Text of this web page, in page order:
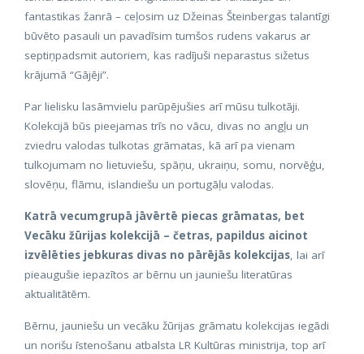
fantastikas žanrā – ceļosim uz Džeinas Šteinbergas talantīgi
būvēto pasauli un pavadīsim tumšos rudens vakarus ar
septiņpadsmit autoriem, kas radījuši neparastus sižetus
krājumā “Gājēji”.
Par lielisku lasāmvielu parūpējušies arī mūsu tulkotāji.
Kolekcijā būs pieejamas trīs no vācu, divas no angļu un
zviedru valodas tulkotas grāmatas, kā arī pa vienam
tulkojumam no lietuviešu, spāņu, ukraiņu, somu, norvēģu,
slovēņu, flāmu, islandiešu un portugāļu valodas.
Katrā vecumgrupā jāvērtē piecas grāmatas, bet
Vecāku žūrijas kolekcijā – četras, papildus aicinot
izvēlēties jebkuras divas no pārējās kolekcijas, lai arī
pieaugušie iepazītos ar bērnu un jauniešu literatūras
aktualitātēm.
Bērnu, jauniešu un vecāku žūrijas grāmatu kolekcijas iegādi
un norišu īstenošanu atbalsta LR Kultūras ministrija, top arī